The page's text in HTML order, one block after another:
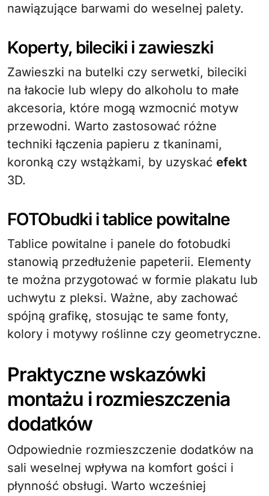
nawiązujące barwami do weselnej palety.
Koperty, bileciki i zawieszki
Zawieszki na butelki czy serwetki, bileciki
na łakocie lub wlepy do alkoholu to małe
akcesoria, które mogą wzmocnić motyw
przewodni. Warto zastosować różne
techniki łączenia papieru z tkaninami,
koronką czy wstążkami, by uzyskać efekt
3D.
FOTObudki i tablice powitalne
Tablice powitalne i panele do fotobudki
stanowią przedłużenie papeterii. Elementy
te można przygotować w formie plakatu lub
uchwytu z pleksi. Ważne, aby zachować
spójną grafikę, stosując te same fonty,
kolory i motywy roślinne czy geometryczne.
Praktyczne wskazówki
montażu i rozmieszczenia
dodatków
Odpowiednie rozmieszczenie dodatków na
sali weselnej wpływa na komfort gości i
płynność obsługi. Warto wcześniej